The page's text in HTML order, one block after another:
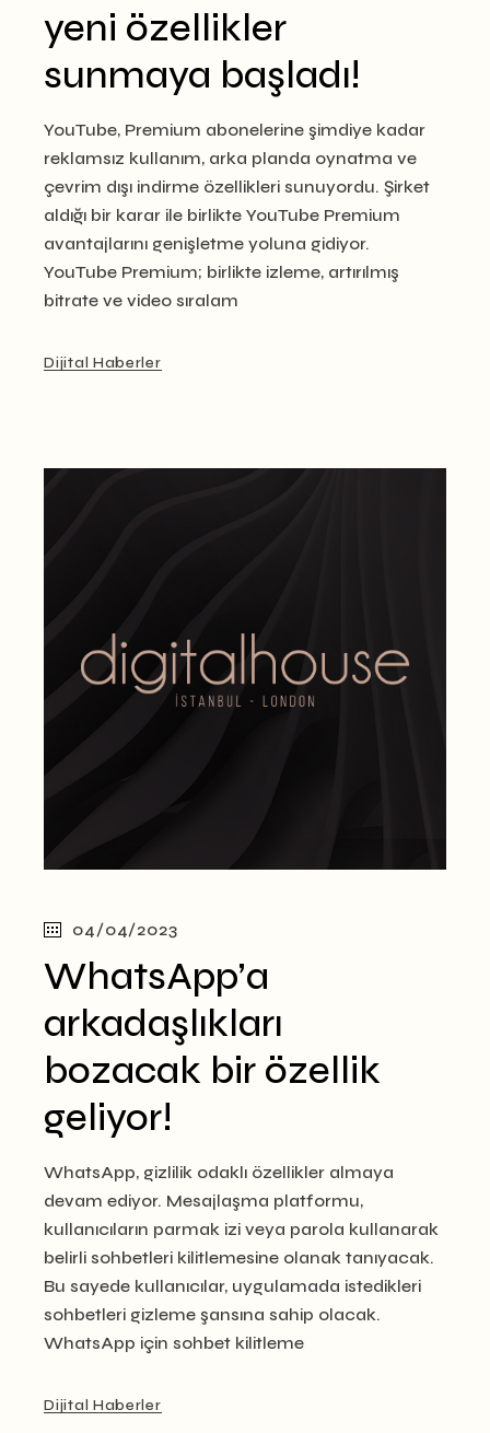
yeni özellikler
sunmaya başladı!
YouTube, Premium abonelerine şimdiye kadar
reklamsız kullanım, arka planda oynatma ve
çevrim dışı indirme özellikleri sunuyordu. Şirket
aldığı bir karar ile birlikte YouTube Premium
avantajlarını genişletme yoluna gidiyor.
YouTube Premium; birlikte izleme, artırılmış
bitrate ve video sıralam
Dijital Haberler
04/04/2023
WhatsApp’a
arkadaşlıkları
bozacak bir özellik
geliyor!
WhatsApp, gizlilik odaklı özellikler almaya
devam ediyor. Mesajlaşma platformu,
kullanıcıların parmak izi veya parola kullanarak
belirli sohbetleri kilitlemesine olanak tanıyacak.
Bu sayede kullanıcılar, uygulamada istedikleri
sohbetleri gizleme şansına sahip olacak.
WhatsApp için sohbet kilitleme
Dijital Haberler